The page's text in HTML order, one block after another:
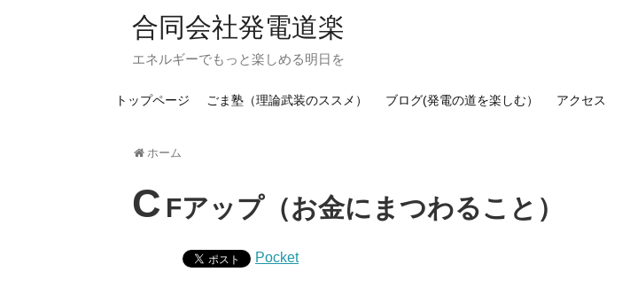
合同会社発電道楽
エネルギーでもっと楽しめる明日を
トップページ ごま塾（理論武装のススメ） ブログ(発電の道を楽しむ） アクセス
ホーム
C Fアップ（お金にまつわること）
Pocket